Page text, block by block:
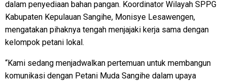
dalam penyediaan bahan pangan. Koordinator Wilayah SPPG
Kabupaten Kepulauan Sangihe, Monisye Lesawengen,
mengatakan pihaknya tengah menjajaki kerja sama dengan
kelompok petani lokal.
“Kami sedang menjadwalkan pertemuan untuk membangun
komunikasi dengan Petani Muda Sangihe dalam upaya